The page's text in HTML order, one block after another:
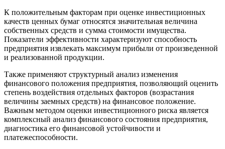
К положительным факторам при оценке инвестиционных
качеств ценных бумаг относятся значительная величина
собственных средств и сумма стоимости имущества.
Показатели эффективности характеризуют способность
предприятия извлекать максимум прибыли от произведенной
и реализованной продукции.
Также применяют структурный анализ изменения
финансового положения предприятия, позволяющий оценить
степень воздействия отдельных факторов (возрастания
величины заемных средств) на финансовое положение.
Важным методом оценки инвестиционного риска является
комплексный анализ финансового состояния предприятия,
диагностика его финансовой устойчивости и
платежеспособности.